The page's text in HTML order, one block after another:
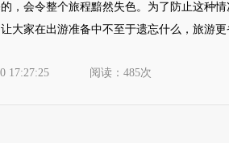
，会令整个旅程黯然失色。为了防止这种
大家在出游准备中不至于遗忘什么，旅游
17:27:25 阅读：485次